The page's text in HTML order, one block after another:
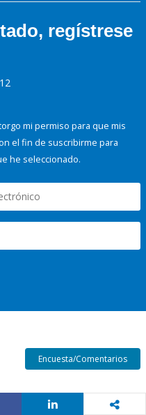
regístrese
mi permiso para que mis
el fin de suscribirme para
he seleccionado.
Encuesta/Comentarios